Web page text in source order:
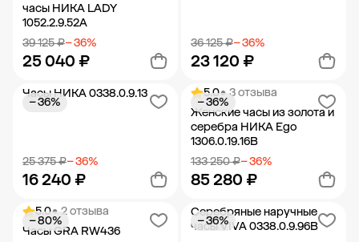
часы НИКА LADY
1052.2.9.52A
39 125 ₽− 36%
25 040 ₽
Добавить в корзину
36 125 ₽− 36%
23 120 ₽
Добавить в корзину
Часы НИКА 0338.0.9.13
25 375 ₽− 36%
16 240 ₽
− 36%
Добавить в корзину
5.0• 3 отзыва
Женские часы из золота и
серебра НИКА Ego
1306.0.19.16B
133 250 ₽− 36%
85 280 ₽
− 36%
Добавить в корзину
5.0• 2 отзыва
Часы GRA RW436
− 80%
Серебряные наручные
часы VIVA 0338.0.9.96B
− 36%